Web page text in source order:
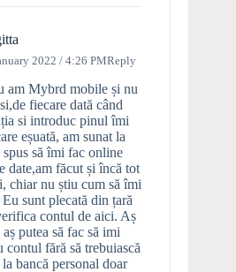
2022 / 4:26 PMReply
am Mybrd mobile și nu
fiecare dată când
si introduc pinul îmi
eșuată, am sunat la
spus să îmi fac online
date,am făcut și încă tot
chiar nu știu cum să îmi
sunt plecată din țară
contul de aici. Aș
putea să fac să imi
fără să trebuiască
la bancă personal doar